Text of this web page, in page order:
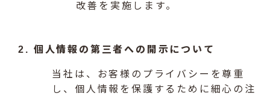
改善を実施します。
2. 個人情報の第三者への開示について
当社は、お客様のプライバシーを尊重
し、個人情報を保護するために細心の注